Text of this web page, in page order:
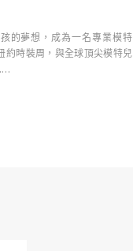
的夢想，成為一名專業模特
約時裝周，與全球頂尖模特兒